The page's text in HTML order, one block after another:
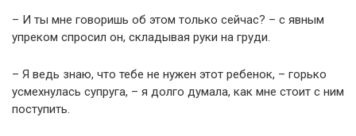
– И ты мне говоришь об этом только сейчас? – с явным
упреком спросил он, складывая руки на груди.
– Я ведь знаю, что тебе не нужен этот ребенок, – горько
усмехнулась супруга, – я долго думала, как мне стоит с ним
поступить.